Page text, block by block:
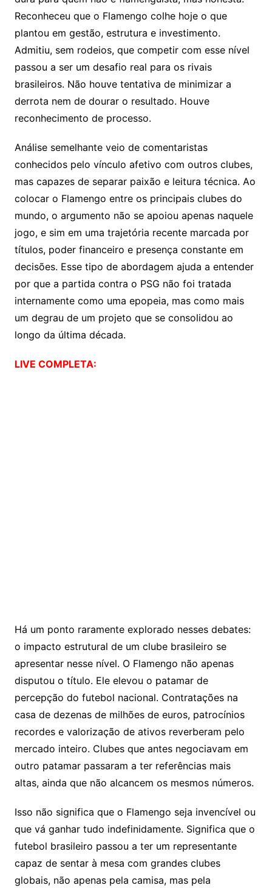
Reconheceu que o Flamengo colhe hoje o que
plantou em gestão, estrutura e investimento.
Admitiu, sem rodeios, que competir com esse nível
passou a ser um desafio real para os rivais
brasileiros. Não houve tentativa de minimizar a
derrota nem de dourar o resultado. Houve
reconhecimento de processo.
Análise semelhante veio de comentaristas
conhecidos pelo vínculo afetivo com outros clubes,
mas capazes de separar paixão e leitura técnica. Ao
colocar o Flamengo entre os principais clubes do
mundo, o argumento não se apoiou apenas naquele
jogo, e sim em uma trajetória recente marcada por
títulos, poder financeiro e presença constante em
decisões. Esse tipo de abordagem ajuda a entender
por que a partida contra o PSG não foi tratada
internamente como uma epopeia, mas como mais
um degrau de um projeto que se consolidou ao
longo da última década.
LIVE COMPLETA:
Há um ponto raramente explorado nesses debates:
o impacto estrutural de um clube brasileiro se
apresentar nesse nível. O Flamengo não apenas
disputou o título. Ele elevou o patamar de
percepção do futebol nacional. Contratações na
casa de dezenas de milhões de euros, patrocínios
recordes e valorização de ativos reverberam pelo
mercado inteiro. Clubes que antes negociavam em
outro patamar passaram a ter referências mais
altas, ainda que não alcancem os mesmos números.
Isso não significa que o Flamengo seja invencível ou
que vá ganhar tudo indefinidamente. Significa que o
futebol brasileiro passou a ter um representante
capaz de sentar à mesa com grandes clubes
globais, não apenas pela camisa, mas pela